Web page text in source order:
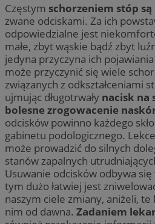
Częstym schorzeniem stóp
zwane odciskami. Za ich
odpowiedzialne jest
małe, zbyt wąskie bądź zbyt
jedyna przyczyna ich
może przyczynić się wiele
związanych z odkształceniami
ujmując długotrwały nacisk na
bolesne zrogowacenie
odcisków powinno każdego
gabinetu podologicznego.
może prowadzić do silnych
stanów zapalnych
Usuwanie odcisków odbywa
tym dużo łatwiej jest
naszym ciele zmiany, aniżeli,
nim od dawna. Zadaniem